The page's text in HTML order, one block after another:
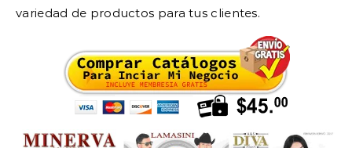
variedad de productos para tus clientes.